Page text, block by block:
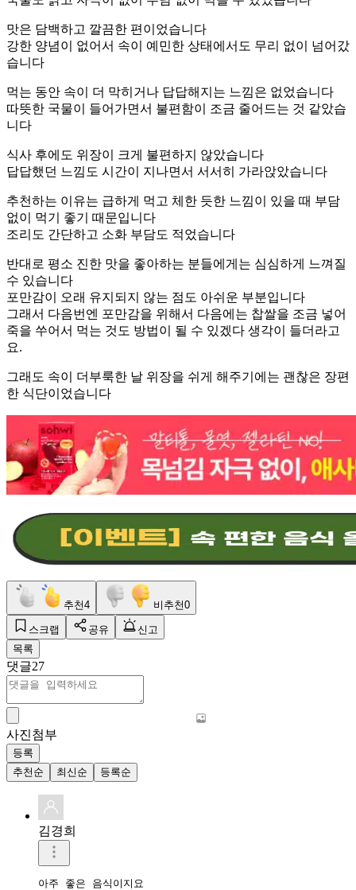
맛은 담백하고 깔끔한 편이었습니다
강한 양념이 없어서 속이 예민한 상태에서도 무리 없이 넘어갔
습니다
먹는 동안 속이 더 막히거나 답답해지는 느낌은 없었습니다
따뜻한 국물이 들어가면서 불편함이 조금 줄어드는 것 같았습
니다
식사 후에도 위장이 크게 불편하지 않았습니다
답답했던 느낌도 시간이 지나면서 서서히 가라앉았습니다
추천하는 이유는 급하게 먹고 체한 듯한 느낌이 있을 때 부담
없이 먹기 좋기 때문입니다
조리도 간단하고 소화 부담도 적었습니다
반대로 평소 진한 맛을 좋아하는 분들에게는 심심하게 느껴질
수 있습니다
포만감이 오래 유지되지 않는 점도 아쉬운 부분입니다
그래서 다음번엔 포만감을 위해서 다음에는 찹쌀을 조금 넣어
죽을 쑤어서 먹는 것도 방법이 될 수 있겠다 생각이 들더라고
요.
그래도 속이 더부룩한 날 위장을 쉬게 해주기에는 괜찮은 장편
한 식단이었습니다
추천4 비추천0
스크랩 공유
신고
목록
댓글27
사진첨부
등록
추천순
최신순 등록순
김경희
아주 좋은 음식이지요